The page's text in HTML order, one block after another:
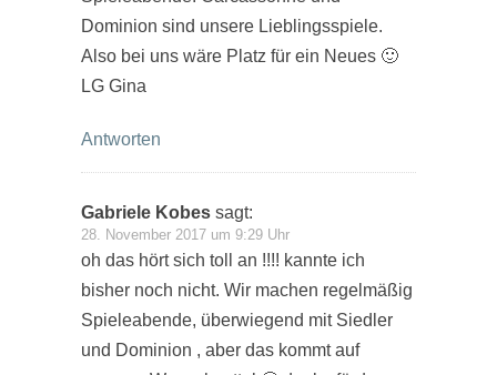
Dominion sind unsere Lieblingsspiele.
Also bei uns wäre Platz für ein Neues 🙂
LG Gina
Antworten
Gabriele Kobes sagt:
28. November 2017 um 9:29 Uhr
oh das hört sich toll an !!!! kannte ich
bisher noch nicht. Wir machen regelmäßig
Spieleabende, überwiegend mit Siedler
und Dominion , aber das kommt auf